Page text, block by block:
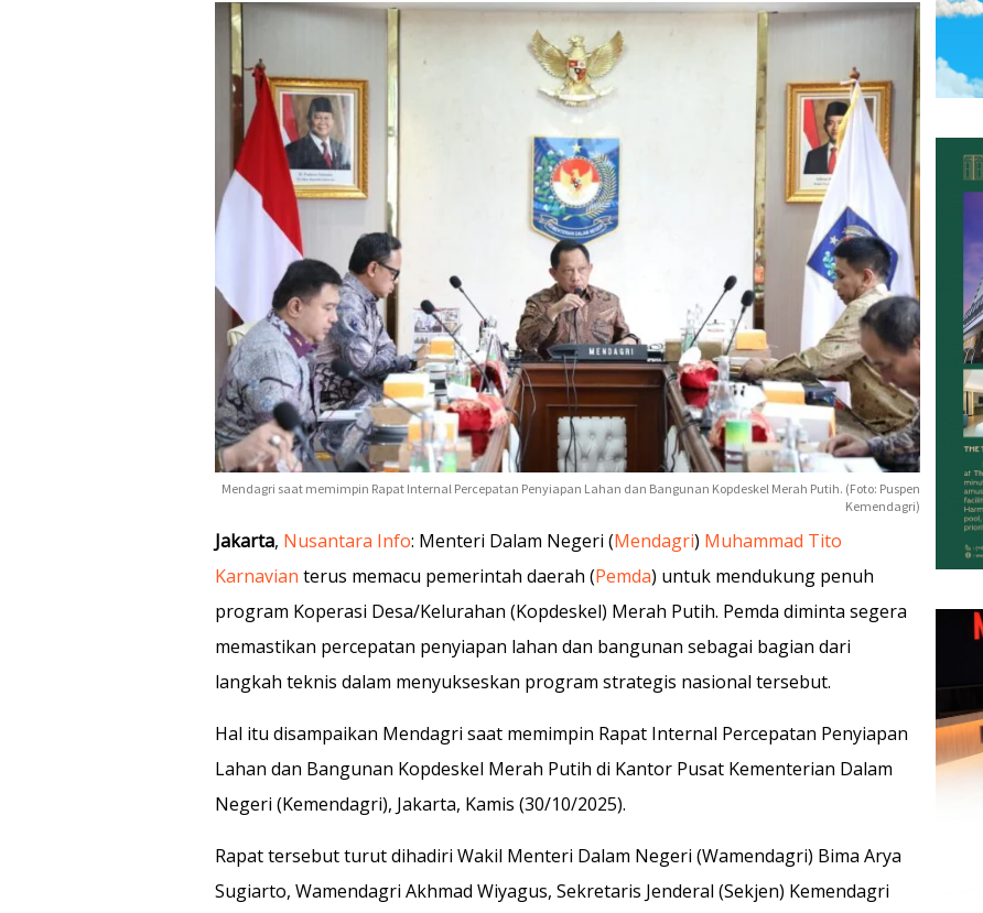
Mendagri saat memimpin Rapat Internal Percepatan Penyiapan Lahan dan Bangunan Kopdeskel Merah Putih. (Foto: Puspen
Kemendagri)
Jakarta, Nusantara Info: Menteri Dalam Negeri (Mendagri) Muhammad Tito
Karnavian terus memacu pemerintah daerah (Pemda) untuk mendukung penuh
program Koperasi Desa/Kelurahan (Kopdeskel) Merah Putih. Pemda diminta segera
memastikan percepatan penyiapan lahan dan bangunan sebagai bagian dari
langkah teknis dalam menyukseskan program strategis nasional tersebut.
Hal itu disampaikan Mendagri saat memimpin Rapat Internal Percepatan Penyiapan
Lahan dan Bangunan Kopdeskel Merah Putih di Kantor Pusat Kementerian Dalam
Negeri (Kemendagri), Jakarta, Kamis (30/10/2025).
Rapat tersebut turut dihadiri Wakil Menteri Dalam Negeri (Wamendagri) Bima Arya
Sugiarto, Wamendagri Akhmad Wiyagus, Sekretaris Jenderal (Sekjen) Kemendagri